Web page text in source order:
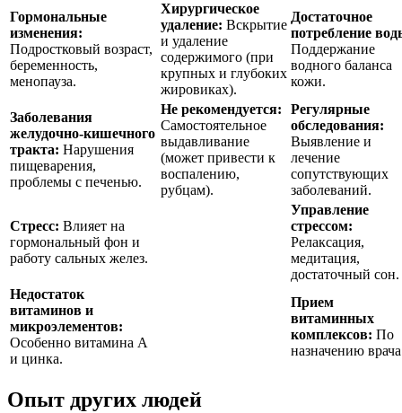
Гормональные
изменения:
Подростковый возраст,
беременность,
менопауза.
Хирургическое
удаление: Вскрытие
и удаление
содержимого (при
крупных и глубоких
жировиках).
Достаточное
потребление
Поддержание
водного баланса
кожи.
Заболевания
желудочно-кишечного
тракта: Нарушения
пищеварения,
проблемы с печенью.
Не рекомендуется:
Самостоятельное
выдавливание
(может привести к
воспалению,
рубцам).
Регулярные
обследования:
Выявление и
лечение
сопутствующих
заболеваний.
Стресс: Влияет на
гормональный фон и
работу сальных желез.
Управление
стрессом:
Релаксация,
медитация,
достаточный сон.
Недостаток
витаминов и
микроэлементов:
Особенно витамина А
и цинка.
Прием
витаминных
комплексов: По
назначению
Опыт других людей